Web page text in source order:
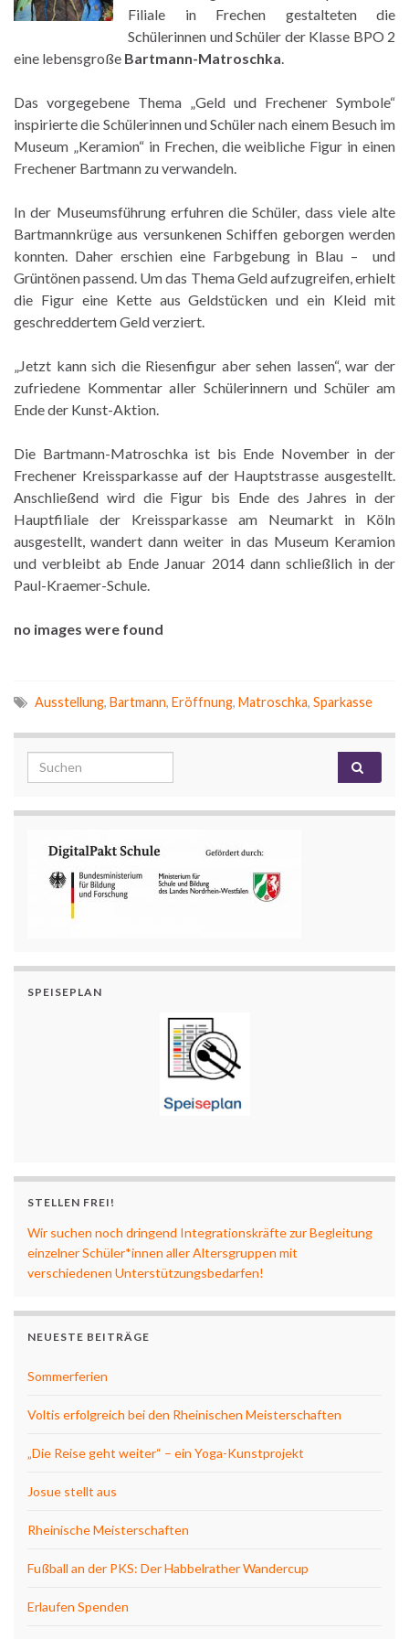
Filiale in Frechen gestalteten die
Schülerinnen und Schüler der Klasse BPO 2
eine lebensgroße Bartmann-Matroschka.
Das vorgegebene Thema „Geld und Frechener Symbole“
inspirierte die Schülerinnen und Schüler nach einem Besuch im
Museum „Keramion“ in Frechen, die weibliche Figur in einen
Frechener Bartmann zu verwandeln.
In der Museumsführung erfuhren die Schüler, dass viele alte
Bartmannkrüge aus versunkenen Schiffen geborgen werden
konnten. Daher erschien eine Farbgebung in Blau – und
Grüntönen passend. Um das Thema Geld aufzugreifen, erhielt
die Figur eine Kette aus Geldstücken und ein Kleid mit
geschreddertem Geld verziert.
„Jetzt kann sich die Riesenfigur aber sehen lassen“, war der
zufriedene Kommentar aller Schülerinnern und Schüler am
Ende der Kunst-Aktion.
Die Bartmann-Matroschka ist bis Ende November in der
Frechener Kreissparkasse auf der Hauptstrasse ausgestellt.
Anschließend wird die Figur bis Ende des Jahres in der
Hauptfiliale der Kreissparkasse am Neumarkt in Köln
ausgestellt, wandert dann weiter in das Museum Keramion
und verbleibt ab Ende Januar 2014 dann schließlich in der
Paul-Kraemer-Schule.
no images were found
Ausstellung, Bartmann, Eröffnung, Matroschka, Sparkasse
Search for:
SPEISEPLAN
STELLEN FREI!
Wir suchen noch dringend Integrationskräfte zur Begleitung
einzelner Schüler*innen aller Altersgruppen mit
verschiedenen Unterstützungsbedarfen!
NEUESTE BEITRÄGE
Sommerferien
Voltis erfolgreich bei den Rheinischen Meisterschaften
„Die Reise geht weiter“ – ein Yoga-Kunstprojekt
Josue stellt aus
Rheinische Meisterschaften
Fußball an der PKS: Der Habbelrather Wandercup
Erlaufen Spenden